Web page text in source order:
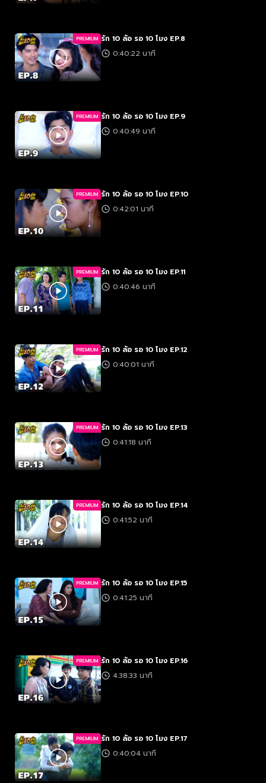
PREMIUM รัก 10 ล้อ รอ 10 โมง EP.8
0:40:22 นาที
PREMIUM รัก 10 ล้อ รอ 10 โมง EP.9
0:40:49 นาที
PREMIUM รัก 10 ล้อ รอ 10 โมง EP.10
0:42:01 นาที
PREMIUM รัก 10 ล้อ รอ 10 โมง EP.11
0:40:46 นาที
PREMIUM รัก 10 ล้อ รอ 10 โมง EP.12
0:40:01 นาที
PREMIUM รัก 10 ล้อ รอ 10 โมง EP.13
0:41:18 นาที
PREMIUM รัก 10 ล้อ รอ 10 โมง EP.14
0:41:52 นาที
PREMIUM รัก 10 ล้อ รอ 10 โมง EP.15
0:41:25 นาที
PREMIUM รัก 10 ล้อ รอ 10 โมง EP.16
4:38:33 นาที
PREMIUM รัก 10 ล้อ รอ 10 โมง EP.17
0:40:04 นาที